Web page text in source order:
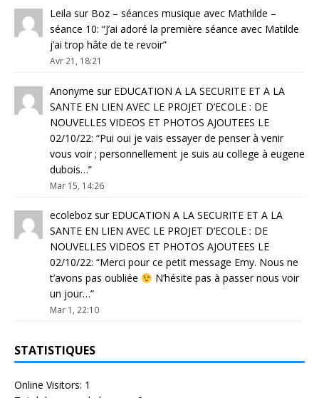
Leila sur Boz – séances musique avec Mathilde –
séance 10: “J’ai adoré la première séance avec Matilde
j’ai trop hâte de te revoir”
Avr 21, 18:21
Anonyme sur EDUCATION A LA SECURITE ET A LA
SANTE EN LIEN AVEC LE PROJET D’ECOLE : DE
NOUVELLES VIDEOS ET PHOTOS AJOUTEES LE
02/10/22: “Pui oui je vais essayer de penser à venir
vous voir ; personnellement je suis au college à eugene
dubois…”
Mar 15, 14:26
ecoleboz sur EDUCATION A LA SECURITE ET A LA
SANTE EN LIEN AVEC LE PROJET D’ECOLE : DE
NOUVELLES VIDEOS ET PHOTOS AJOUTEES LE
02/10/22: “Merci pour ce petit message Emy. Nous ne
t’avons pas oubliée
N’hésite pas à passer nous voir
un jour…”
Mar 1, 22:10
STATISTIQUES
Online Visitors: 1